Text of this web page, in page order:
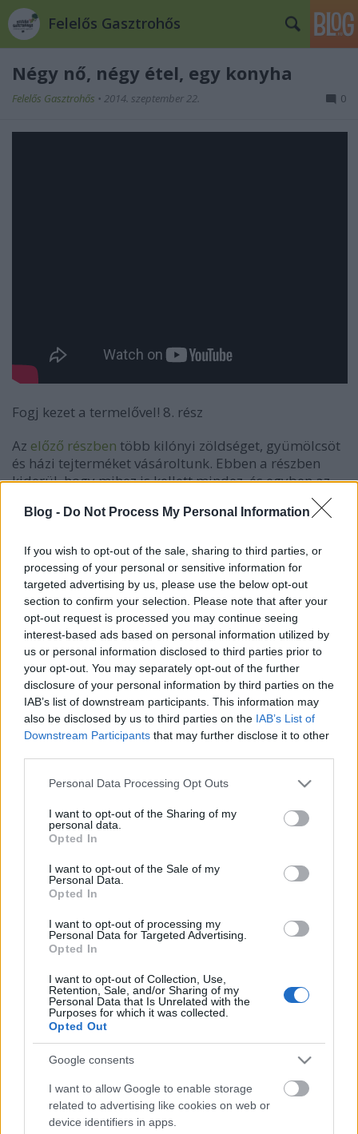
Blog - Do Not Process My Personal Information
If you wish to opt-out of the sale, sharing to third parties, or
processing of your personal or sensitive information for
targeted advertising by us, please use the below opt-out
section to confirm your selection. Please note that after your
opt-out request is processed you may continue seeing
interest-based ads based on personal information utilized by
us or personal information disclosed to third parties prior to
your opt-out. You may separately opt-out of the further
disclosure of your personal information by third parties on the
IAB’s list of downstream participants. This information may
also be disclosed by us to third parties on the IAB’s List of
Downstream Participants that may further disclose it to other
Please note that this website/app uses one or more Google
not limited to your visit or usage behaviour. You may click to
grant or deny consent to Google and its third-party tags to
use your data for below specified purposes in below Google
consent section.
Personal Data Processing Opt Outs
I want to opt-out of the Sharing of my
personal data.
Opted In
I want to opt-out of the Sale of my
Personal Data.
Opted In
I want to opt-out of processing my
Personal Data for Targeted Advertising.
Opted In
I want to opt-out of Collection, Use,
Retention, Sale, and/or Sharing of my
Personal Data that Is Unrelated with the
Purposes for which it was collected.
Opted Out
Google consents
I want to allow Google to enable storage
related to advertising like cookies on web or
device identifiers in apps.
Felelős Gasztrohős
Négy nő, négy étel, egy konyha
Felelős Gasztrohős • 2014. szeptember 22. 0
Fogj kezet a termelővel! 8. rész
Az előző részben több kilónyi zöldséget, gyümölcsöt
és házi tejterméket vásároltunk. Ebben a részben
kiderül, hogy mihez is kellett mindez, és egyben az
is, hogy vajon megfér-e négy nő egy konyhában?
Katának, a helyszínt pedig Doró Vikinek!
Fogj kezet a termelővel!kampány a Földművelésügyi
Minisztérium támogatásával, a Zöld Forrás pályázat
keretén belül valósul meg.
vásárcsarnok komposztálás egészséges étkezés kistermelő
helyi étel fogj kezet a termelővel
Ajánlott bejegyzések:
Hogyan foglald le a csemetét (nem csak)
a Föld Napján?
Moha Ház - a rendezvényhelyszín,
aminek nem csak a neve zöld